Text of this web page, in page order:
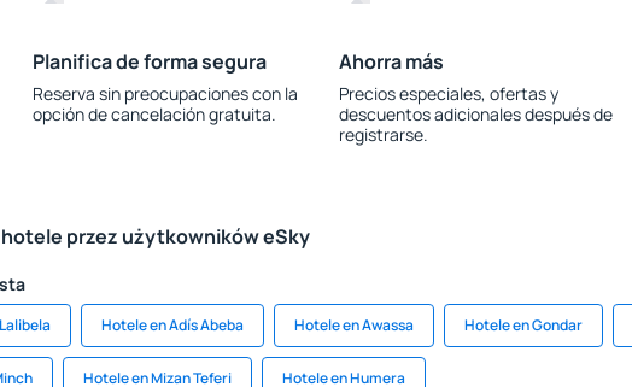
Planifica de forma segura
Reserva sin preocupaciones con la
opción de cancelación gratuita.
Ahorra más
Precios especiales, ofertas y
descuentos adicionales después de
registrarse.
przez użytkowników eSky
Hotele en Adís Abeba Hotele en Awassa Hotele en Gondar
Hotele en Mizan Teferi Hotele en Humera